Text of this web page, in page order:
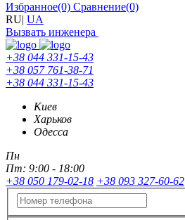
Избранное(0) Сравнение(0)
RU| UA
Вызвать инженера
+38 044 331-15-43
+38 057 761-38-71
+38 044 331-15-43
Киев
Харьков
Одесса
Пн
Пт: 9:00 - 18:00
+38 050 179-02-18 +38 093 327-60-62